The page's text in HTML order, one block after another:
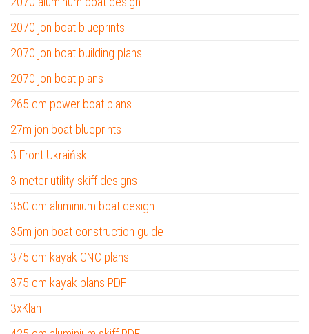
2070 jon boat blueprints
2070 jon boat building plans
2070 jon boat plans
265 cm power boat plans
27m jon boat blueprints
3 Front Ukraiński
3 meter utility skiff designs
350 cm aluminium boat design
35m jon boat construction guide
375 cm kayak CNC plans
375 cm kayak plans PDF
3xKlan